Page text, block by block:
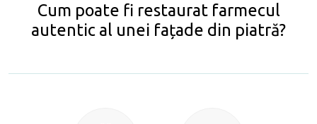
Cum poate fi restaurat farmecul
autentic al unei fațade din piatră?